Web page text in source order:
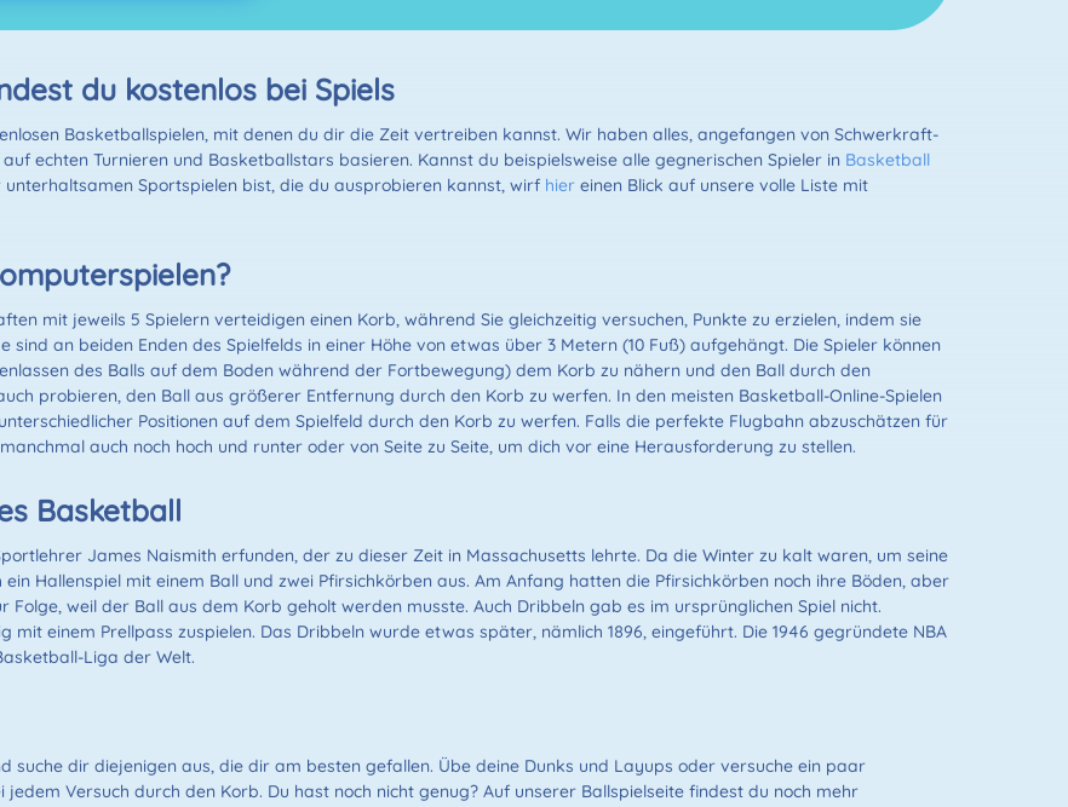
du kostenlos bei Spiels
Basketballspielen, mit denen du dir die Zeit vertreiben kannst. Wir haben alles, angefangen von Schwerkraft-
echten Turnieren und Basketballstars basieren. Kannst du beispielsweise alle gegnerischen Spieler in Basketball
Sportspielen bist, die du ausprobieren kannst, wirf hier einen Blick auf unsere volle Liste mit
mit jeweils 5 Spielern verteidigen einen Korb, während Sie gleichzeitig versuchen, Punkte zu erzielen, indem sie
an beiden Enden des Spielfelds in einer Höhe von etwas über 3 Metern (10 Fuß) aufgehängt. Die Spieler können
des Balls auf dem Boden während der Fortbewegung) dem Korb zu nähern und den Ball durch den
probieren, den Ball aus größerer Entfernung durch den Korb zu werfen. In den meisten Basketball-Online-Spielen
Positionen auf dem Spielfeld durch den Korb zu werfen. Falls die perfekte Flugbahn abzuschätzen für
auch noch hoch und runter oder von Seite zu Seite, um dich vor eine Herausforderung zu stellen.
Basketball
James Naismith erfunden, der zu dieser Zeit in Massachusetts lehrte. Da die Winter zu kalt waren, um seine
Hallenspiel mit einem Ball und zwei Pfirsichkörben aus. Am Anfang hatten die Pfirsichkörben noch ihre Böden, aber
weil der Ball aus dem Korb geholt werden musste. Auch Dribbeln gab es im ursprünglichen Spiel nicht.
mit einem Prellpass zuspielen. Das Dribbeln wurde etwas später, nämlich 1896, eingeführt. Die 1946 gegründete NBA
Liga der Welt.
suche dir diejenigen aus, die dir am besten gefallen. Übe deine Dunks und Layups oder versuche ein paar
Versuch durch den Korb. Du hast noch nicht genug? Auf unserer Ballspielseite findest du noch mehr